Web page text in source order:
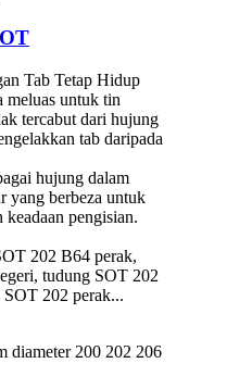
Tab Tetap Hidup
meluas untuk tin
tercabut dari hujung
tab daripada
hujung dalam
yang berbeza untuk
pengisian.
202 B64 perak,
tudung SOT 202
202 perak...